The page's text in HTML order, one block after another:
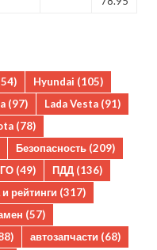
Hyundai (105)
(97) Lada Vesta (91)
(78)
Безопасность (209)
(49) ПДД (136)
рейтинги (317)
(57)
автозапчасти (68)